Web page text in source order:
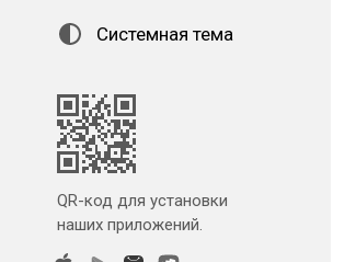
Системная тема
QR-код для установки
наших приложений.